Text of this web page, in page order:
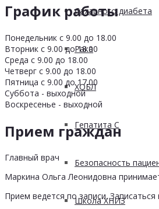
Сахарного диабета
Рака
ХОБЛ
Гепатита С
Безопасность
Школа ХНИЗ
График работы
Понедельник с 9.00 до 18.00
Вторник с 9.00 до 18.00
Среда с 9.00 до 18.00
Четверг с 9.00 до 18.00
Пятница с 9.00 до 17.00
Суббота - выходной
Воскресенье - выходной
Прием граждан
Главный врач
Маркина Ольга Леонидовна
Прием ведется по записи.